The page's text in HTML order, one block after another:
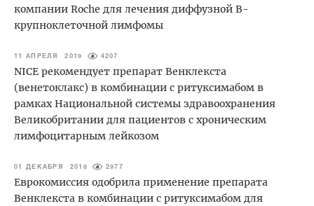
компании Roche для лечения диффузной B-
крупноклеточной лимфомы
11 АПРЕЛЯ 2019 4207
NICE рекомендует препарат Венклекста
(венетоклакс) в комбинации с ритуксимабом в
рамках Национальной системы здравоохранения
Великобритании для пациентов с хроническим
лимфоцитарным лейкозом
01 ДЕКАБРЯ 2018 2977
Еврокомиссия одобрила применение препарата
Венклекста в комбинации с ритуксимабом для